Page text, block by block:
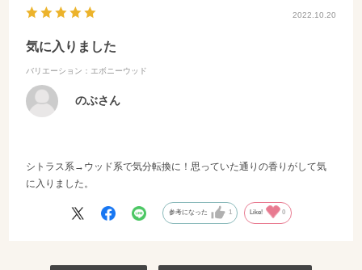
2022.10.20
気に入りました
バリエーション：エボニーウッド
のぶさん
シトラス系→ウッド系で気分転換に！思っていた通りの香りがして気
に入りました。
参考になった 1 Like! 0